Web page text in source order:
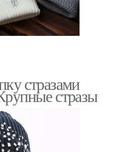
стразами
стразы